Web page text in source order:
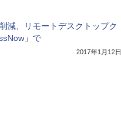
減、リモートデスクトップク
」で
2017年1月12日